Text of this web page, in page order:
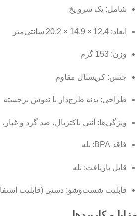
شامل: یک سرو یخ
ابعاد: 12.4 × 14.9 × 20.2 سانتی‌متر
وزن: 153 گرم
جنس: کریستال مقاوم
طراحی: بدنه طرح‌دار با نقوش برجسته
ویژگی‌ها: آنتی باکتریال، ضد گرد و
فاقد BPA: بله
قابل بازیافت: بله
قابلیت شست‌وشو: دستی (قابلیت